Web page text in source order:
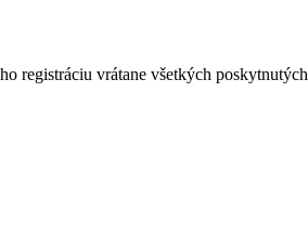
registráciu vrátane všetkých